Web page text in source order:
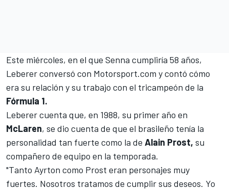
Este miércoles, en el que Senna cumpliría 58 años,
Leberer conversó con Motorsport.com y contó cómo
era su relación y su trabajo con el tricampeón de la
Fórmula 1.
Leberer cuenta que, en 1988, su primer año en
McLaren, se dio cuenta de que el brasileño tenía la
personalidad tan fuerte como la de Alain Prost, su
compañero de equipo en la temporada.
"Tanto Ayrton como Prost eran personajes muy
fuertes. Nosotros tratamos de cumplir sus deseos. Yo